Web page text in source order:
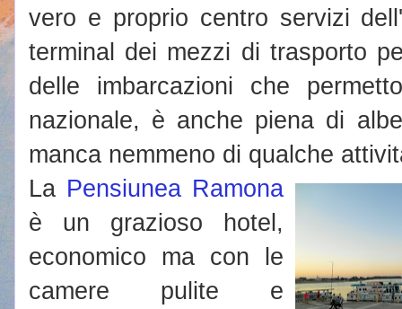
vero e proprio centro servizi
terminal dei mezzi di trasporto
delle imbarcazioni che
nazionale, è anche piena di
manca nemmeno di qualche
La Pensiunea Ramona
è un grazioso hotel,
economico ma con le
camere pulite e